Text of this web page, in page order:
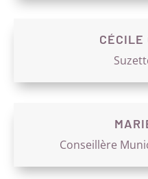
CÉCILE
Conseillère